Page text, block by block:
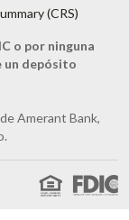
(CRS)
o por ninguna
un depósito
Amerant Bank,